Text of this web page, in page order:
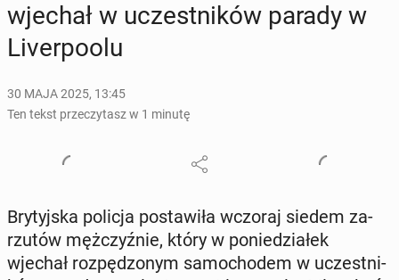
wjechał w uczest­ni­ków parady w
Li­ver­po­olu
30 MAJA 2025, 13:45
Ten tekst przeczytasz w 1 minutę
Bry­tyj­ska policja po­sta­wi­ła wczoraj siedem za­
rzu­tów męż­czyź­nie, który w po­nie­dzia­łek
wjechał roz­pę­dzo­nym sa­mo­cho­dem w uczest­ni­